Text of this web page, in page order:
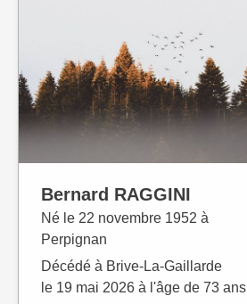
Bernard RAGGINI
Né le 22 novembre 1952 à
Perpignan
Décédé à Brive-La-Gaillarde
le 19 mai 2026 à l'âge de 73 ans